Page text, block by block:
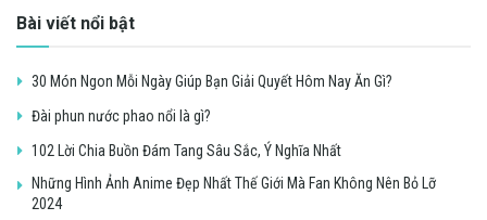
Bài viết nổi bật
30 Món Ngon Mỗi Ngày Giúp Bạn Giải Quyết Hôm Nay Ăn Gì?
Đài phun nước phao nổi là gì?
102 Lời Chia Buồn Đám Tang Sâu Sắc, Ý Nghĩa Nhất
Những Hình Ảnh Anime Đẹp Nhất Thế Giới Mà Fan Không Nên Bỏ Lỡ
2024